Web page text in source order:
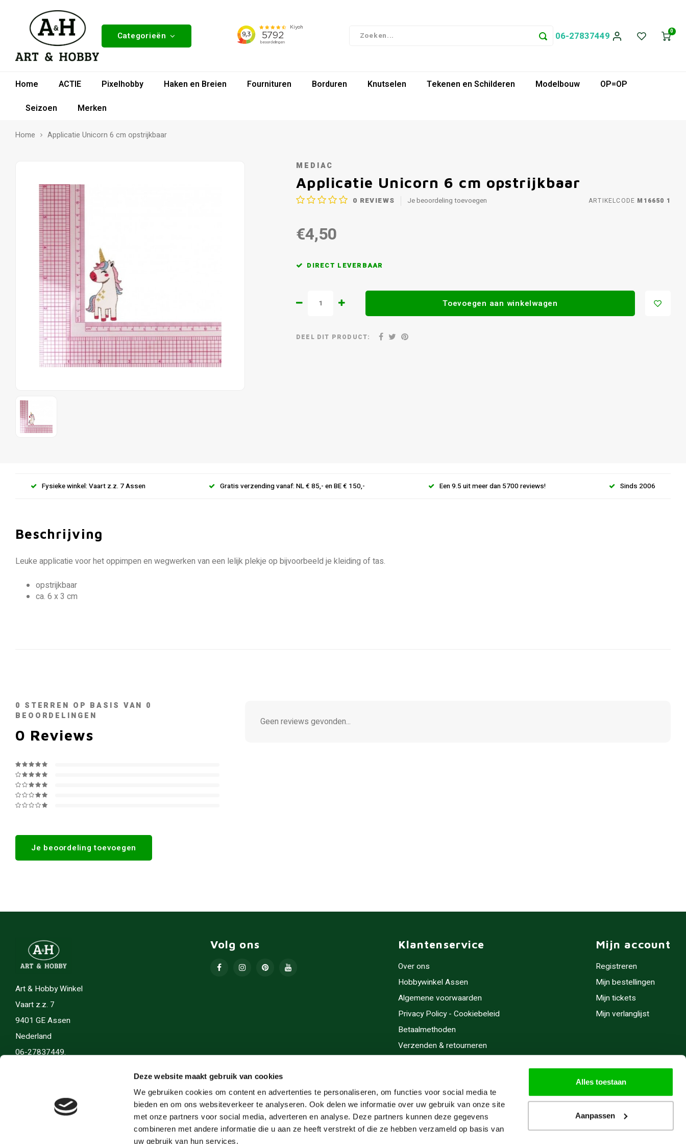
Deze website maakt gebruik van cookies
We gebruiken cookies om content en advertenties te personaliseren, om functies voor social media te
bieden en om ons websiteverkeer te analyseren. Ook delen we informatie over uw gebruik van onze site
met onze partners voor social media, adverteren en analyse. Deze partners kunnen deze gegevens
combineren met andere informatie die u aan ze heeft verstrekt of die ze hebben verzameld op basis van
uw gebruik van hun services.
Alles toestaan
Aanpassen
Categorieën 06-27837449 0
Home ACTIE Pixelhobby Haken en Breien Fournituren Borduren Knutselen Tekenen en Schilderen Modelbouw
OP=OP
Seizoen
Merken
Home Applicatie Unicorn 6 cm opstrijkbaar
MEDIAC
Applicatie Unicorn 6 cm opstrijkbaar
0 REVIEWS Je beoordeling toevoegen ARTIKELCODE M16650 1
€4,50
DIRECT LEVERBAAR
Toevoegen aan winkelwagen
DEEL DIT PRODUCT:
Fysieke winkel: Vaart z.z. 7 Assen Gratis verzending vanaf: NL € 85,- en BE € 150,- Een 9.5 uit meer dan 5700 reviews! Sinds 2006
Beschrijving
Leuke applicatie voor het oppimpen en wegwerken van een lelijk plekje op bijvoorbeeld je kleiding of tas.
opstrijkbaar
ca. 6 x 3 cm
0 STERREN OP BASIS VAN 0
BEOORDELINGEN
0 Reviews
Je beoordeling toevoegen
Geen reviews gevonden...
Art & Hobby Winkel
Vaart z.z. 7
9401 GE Assen
Nederland
06-27837449.
Volg ons Klantenservice
Over ons
Hobbywinkel Assen
Algemene voorwaarden
Privacy Policy - Cookiebeleid
Betaalmethoden
Verzenden & retourneren
Cadeaubonnen
Inlijsten
Servicegebieden
Mijn account
Registreren
Mijn bestellingen
Mijn tickets
Mijn verlanglijst